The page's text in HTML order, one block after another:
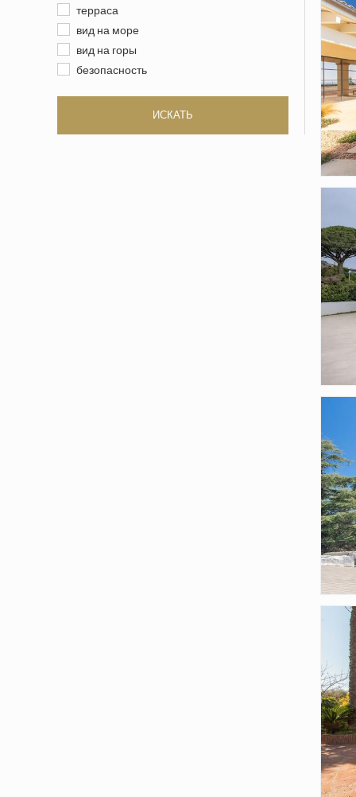
терраса
вид на море
вид на горы
безопасность
ИСКАТЬ